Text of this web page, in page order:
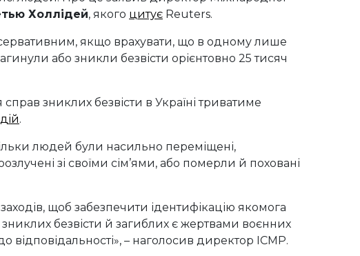
Холлідей, якого цитує Reuters.
якщо врахувати, що в одному лише
або зникли безвісти орієнтовно 25 тисяч
зниклих безвісти в Україні триватиме
.
людей були насильно переміщені,
зі своїми сім’ями, або померли й поховані
щоб забезпечити ідентифікацію якомога
зниклих безвісти й загиблих є жертвами воєнних
відповідальності», – наголосив директор ICMP.